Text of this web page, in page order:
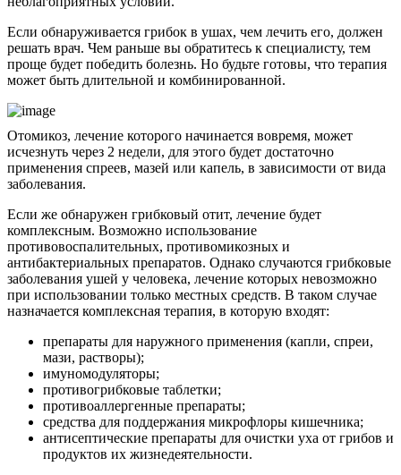
Если обнаруживается грибок в ушах, чем лечить его, должен
решать врач. Чем раньше вы обратитесь к специалисту, тем
проще будет победить болезнь. Но будьте готовы, что терапия
может быть длительной и комбинированной.
Отомикоз, лечение которого начинается вовремя, может
исчезнуть через 2 недели, для этого будет достаточно
применения спреев, мазей или капель, в зависимости от вида
заболевания.
Если же обнаружен грибковый отит, лечение будет
комплексным. Возможно использование
противовоспалительных, противомикозных и
антибактериальных препаратов. Однако случаются грибковые
заболевания ушей у человека, лечение которых невозможно
при использовании только местных средств. В таком случае
назначается комплексная терапия, в которую входят:
препараты для наружного применения (капли, спреи,
мази, растворы);
имуномодуляторы;
противогрибковые таблетки;
противоаллергенные препараты;
средства для поддержания микрофлоры кишечника;
антисептические препараты для очистки уха от грибов и
продуктов их жизнедеятельности.